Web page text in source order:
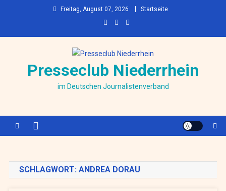
Freitag, August 07, 2026 Startseite
Presseclub Niederrhein
im Deutschen Journalistenverband
SCHLAGWORT: ANDREA DORAU